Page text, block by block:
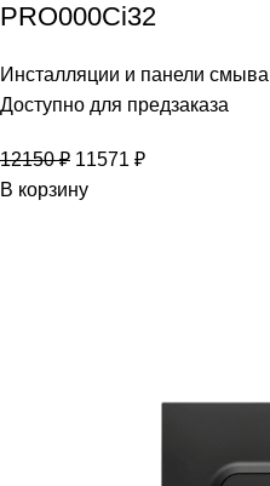
PRO000Ci32
Инсталляции и панели смыва
Доступно для предзаказа
12150₽ 11571 ₽
В корзину